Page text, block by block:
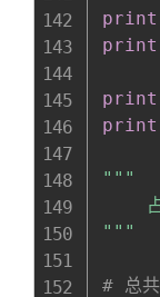
print
print
print
print
"""
"""
# 总